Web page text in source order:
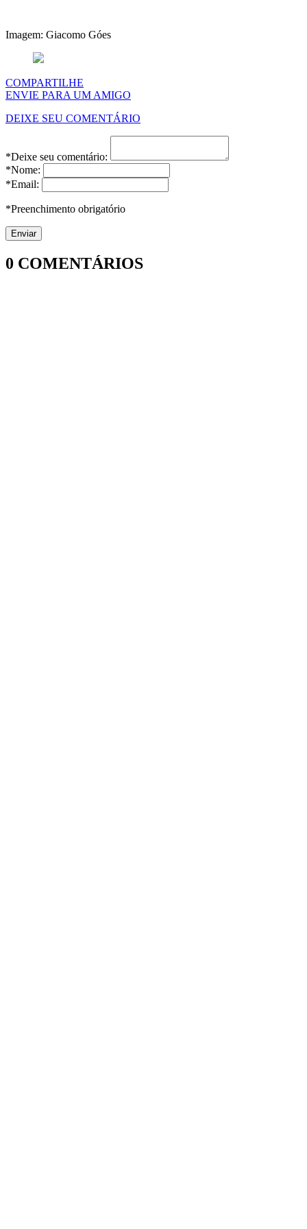
Imagem: Giacomo Góes
COMPARTILHE
ENVIE PARA UM AMIGO
DEIXE SEU COMENTÁRIO
*Deixe seu comentário:
*Nome:
*Email:
*Preenchimento obrigatório
0 COMENTÁRIOS